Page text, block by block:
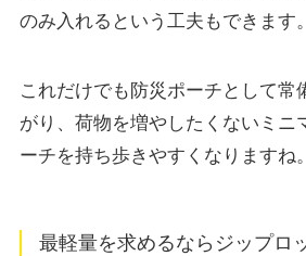
のみ入れるという工夫もできます。
これだけでも防災ポーチとして常
がり、荷物を増やしたくないミニ
ーチを持ち歩きやすくなりますね。
最軽量を求めるならジップロ